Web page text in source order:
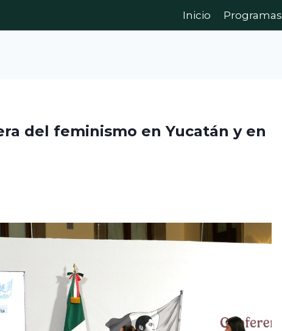
Inicio Programas
del feminismo en Yucatán y en